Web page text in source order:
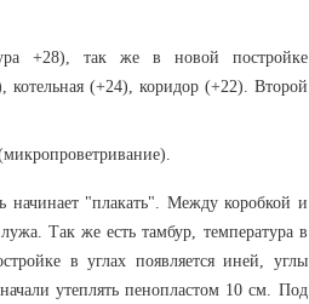
+28), так же в новой постройке
котельная (+24), коридор (+22). Второй
начинает "плакать". Между коробкой и
Так же есть тамбур, температура в
в углах появляется иней, углы
утеплять пенопластом 10 см. Под